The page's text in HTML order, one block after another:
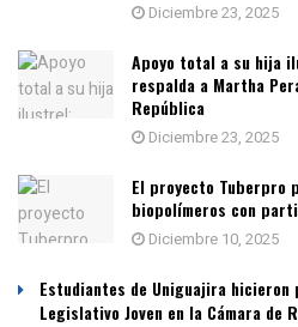
Diciembre 23, 2025
Apoyo total a su hija
respalda a Martha
República
Diciembre 23, 2025
El proyecto Tuberpro
biopolímeros con
Diciembre 10, 2025
Estudiantes de Uniguajira
Legislativo Joven en la Cámara de